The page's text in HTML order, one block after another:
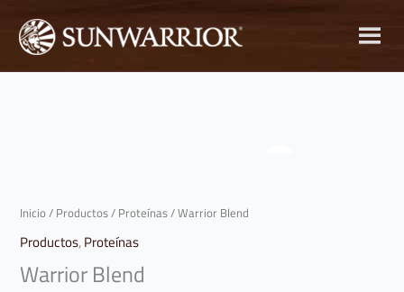
contenido
Inicio/ Productos/ Proteínas/ Warrior Blend
Productos,Proteínas
Warrior Blend
desde